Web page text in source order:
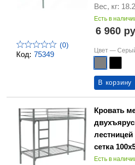
Код: 75349
(0)
Вес, кг: 18.2
Есть в
6 960
Цвет —
В корзину
Кровать
лестницей
сетка
Есть в